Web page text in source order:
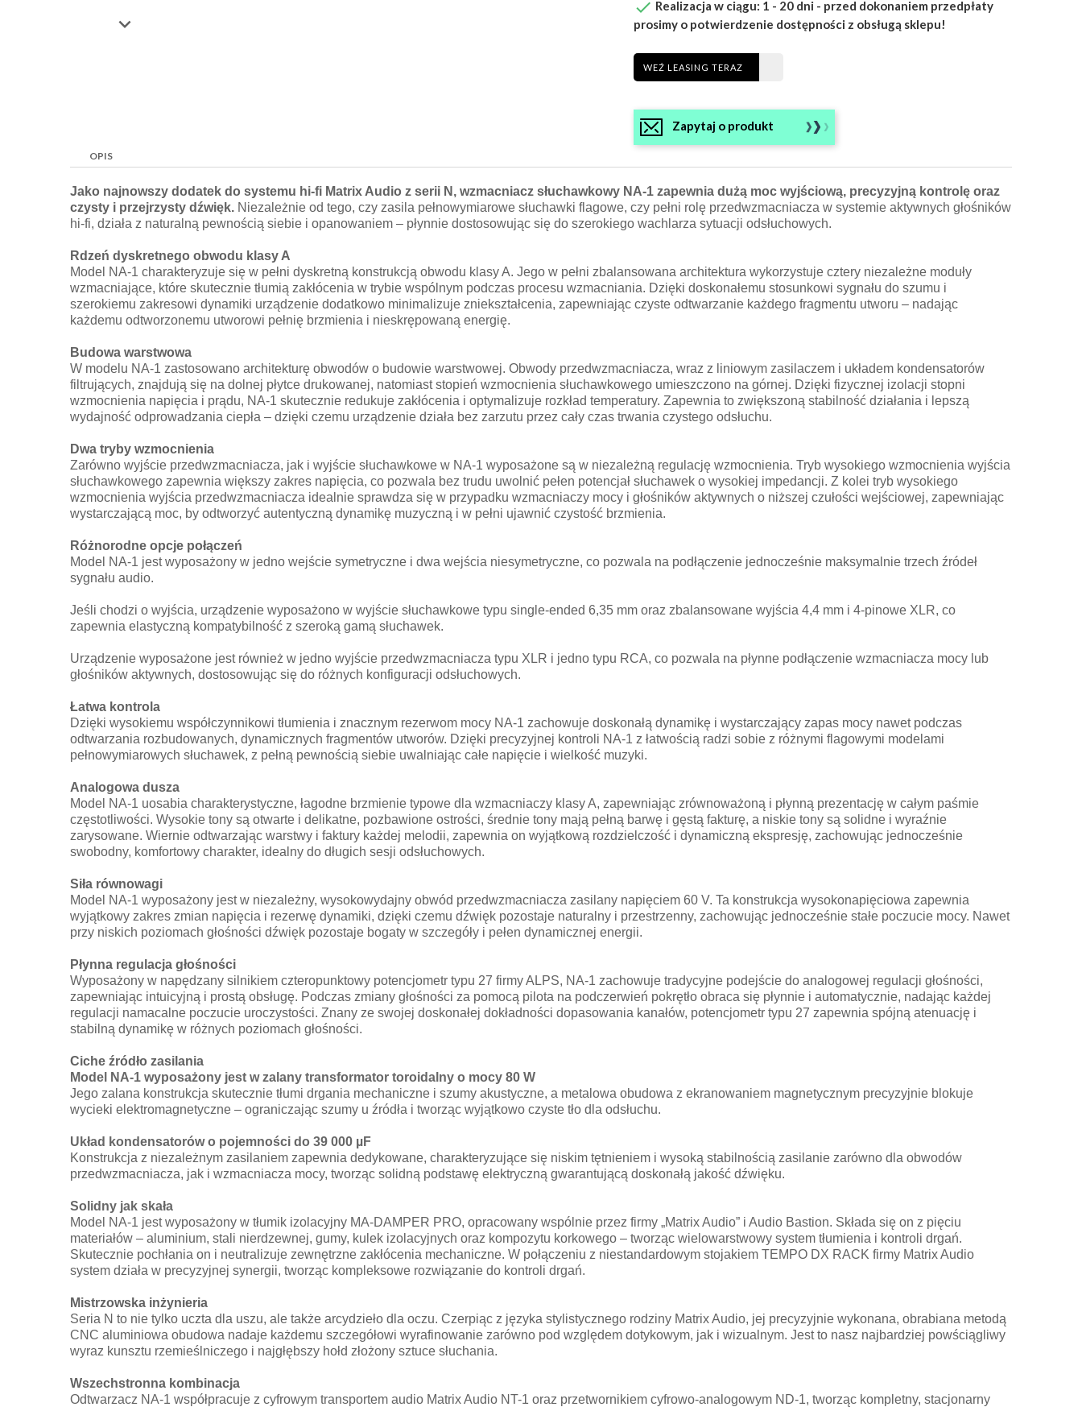

 Realizacja w ciągu: 1 - 20 dni - przed dokonaniem przedpłaty
prosimy o potwierdzenie dostępności z obsługą sklepu!
WEŹ LEASING TERAZ
Zapytaj o produkt
OPIS
Jako najnowszy dodatek do systemu hi-fi Matrix Audio z serii N, wzmacniacz słuchawkowy NA-1 zapewnia dużą moc wyjściową, precyzyjną kontrolę oraz
czysty i przejrzysty dźwięk. Niezależnie od tego, czy zasila pełnowymiarowe słuchawki flagowe, czy pełni rolę przedwzmacniacza w systemie aktywnych głośników
hi-fi, działa z naturalną pewnością siebie i opanowaniem – płynnie dostosowując się do szerokiego wachlarza sytuacji odsłuchowych.
Rdzeń dyskretnego obwodu klasy A
Model NA-1 charakteryzuje się w pełni dyskretną konstrukcją obwodu klasy A. Jego w pełni zbalansowana architektura wykorzystuje cztery niezależne moduły
wzmacniające, które skutecznie tłumią zakłócenia w trybie wspólnym podczas procesu wzmacniania. Dzięki doskonałemu stosunkowi sygnału do szumu i
szerokiemu zakresowi dynamiki urządzenie dodatkowo minimalizuje zniekształcenia, zapewniając czyste odtwarzanie każdego fragmentu utworu – nadając
każdemu odtworzonemu utworowi pełnię brzmienia i nieskrępowaną energię.
Budowa warstwowa
W modelu NA-1 zastosowano architekturę obwodów o budowie warstwowej. Obwody przedwzmacniacza, wraz z liniowym zasilaczem i układem kondensatorów
filtrujących, znajdują się na dolnej płytce drukowanej, natomiast stopień wzmocnienia słuchawkowego umieszczono na górnej. Dzięki fizycznej izolacji stopni
wzmocnienia napięcia i prądu, NA-1 skutecznie redukuje zakłócenia i optymalizuje rozkład temperatury. Zapewnia to zwiększoną stabilność działania i lepszą
wydajność odprowadzania ciepła – dzięki czemu urządzenie działa bez zarzutu przez cały czas trwania czystego odsłuchu.
Dwa tryby wzmocnienia
Zarówno wyjście przedwzmacniacza, jak i wyjście słuchawkowe w NA-1 wyposażone są w niezależną regulację wzmocnienia. Tryb wysokiego wzmocnienia wyjścia
słuchawkowego zapewnia większy zakres napięcia, co pozwala bez trudu uwolnić pełen potencjał słuchawek o wysokiej impedancji. Z kolei tryb wysokiego
wzmocnienia wyjścia przedwzmacniacza idealnie sprawdza się w przypadku wzmacniaczy mocy i głośników aktywnych o niższej czułości wejściowej, zapewniając
wystarczającą moc, by odtworzyć autentyczną dynamikę muzyczną i w pełni ujawnić czystość brzmienia.
Różnorodne opcje połączeń
Model NA-1 jest wyposażony w jedno wejście symetryczne i dwa wejścia niesymetryczne, co pozwala na podłączenie jednocześnie maksymalnie trzech źródeł
sygnału audio.
Jeśli chodzi o wyjścia, urządzenie wyposażono w wyjście słuchawkowe typu single-ended 6,35 mm oraz zbalansowane wyjścia 4,4 mm i 4-pinowe XLR, co
zapewnia elastyczną kompatybilność z szeroką gamą słuchawek.
Urządzenie wyposażone jest również w jedno wyjście przedwzmacniacza typu XLR i jedno typu RCA, co pozwala na płynne podłączenie wzmacniacza mocy lub
głośników aktywnych, dostosowując się do różnych konfiguracji odsłuchowych.
Łatwa kontrola
Dzięki wysokiemu współczynnikowi tłumienia i znacznym rezerwom mocy NA-1 zachowuje doskonałą dynamikę i wystarczający zapas mocy nawet podczas
odtwarzania rozbudowanych, dynamicznych fragmentów utworów. Dzięki precyzyjnej kontroli NA-1 z łatwością radzi sobie z różnymi flagowymi modelami
pełnowymiarowych słuchawek, z pełną pewnością siebie uwalniając całe napięcie i wielkość muzyki.
Analogowa dusza
Model NA-1 uosabia charakterystyczne, łagodne brzmienie typowe dla wzmacniaczy klasy A, zapewniając zrównoważoną i płynną prezentację w całym paśmie
częstotliwości. Wysokie tony są otwarte i delikatne, pozbawione ostrości, średnie tony mają pełną barwę i gęstą fakturę, a niskie tony są solidne i wyraźnie
zarysowane. Wiernie odtwarzając warstwy i faktury każdej melodii, zapewnia on wyjątkową rozdzielczość i dynamiczną ekspresję, zachowując jednocześnie
swobodny, komfortowy charakter, idealny do długich sesji odsłuchowych.
Siła równowagi
Model NA-1 wyposażony jest w niezależny, wysokowydajny obwód przedwzmacniacza zasilany napięciem 60 V. Ta konstrukcja wysokonapięciowa zapewnia
wyjątkowy zakres zmian napięcia i rezerwę dynamiki, dzięki czemu dźwięk pozostaje naturalny i przestrzenny, zachowując jednocześnie stałe poczucie mocy. Nawet
przy niskich poziomach głośności dźwięk pozostaje bogaty w szczegóły i pełen dynamicznej energii.
Płynna regulacja głośności
Wyposażony w napędzany silnikiem czteropunktowy potencjometr typu 27 firmy ALPS, NA-1 zachowuje tradycyjne podejście do analogowej regulacji głośności,
zapewniając intuicyjną i prostą obsługę. Podczas zmiany głośności za pomocą pilota na podczerwień pokrętło obraca się płynnie i automatycznie, nadając każdej
regulacji namacalne poczucie uroczystości. Znany ze swojej doskonałej dokładności dopasowania kanałów, potencjometr typu 27 zapewnia spójną atenuację i
stabilną dynamikę w różnych poziomach głośności.
Ciche źródło zasilania
Model NA-1 wyposażony jest w zalany transformator toroidalny o mocy 80 W
Jego zalana konstrukcja skutecznie tłumi drgania mechaniczne i szumy akustyczne, a metalowa obudowa z ekranowaniem magnetycznym precyzyjnie blokuje
wycieki elektromagnetyczne – ograniczając szumy u źródła i tworząc wyjątkowo czyste tło dla odsłuchu.
Układ kondensatorów o pojemności do 39 000 µF
Konstrukcja z niezależnym zasilaniem zapewnia dedykowane, charakteryzujące się niskim tętnieniem i wysoką stabilnością zasilanie zarówno dla obwodów
przedwzmacniacza, jak i wzmacniacza mocy, tworząc solidną podstawę elektryczną gwarantującą doskonałą jakość dźwięku.
Solidny jak skała
Model NA-1 jest wyposażony w tłumik izolacyjny MA-DAMPER PRO, opracowany wspólnie przez firmy „Matrix Audio” i Audio Bastion. Składa się on z pięciu
materiałów – aluminium, stali nierdzewnej, gumy, kulek izolacyjnych oraz kompozytu korkowego – tworząc wielowarstwowy system tłumienia i kontroli drgań.
Skutecznie pochłania on i neutralizuje zewnętrzne zakłócenia mechaniczne. W połączeniu z niestandardowym stojakiem TEMPO DX RACK firmy Matrix Audio
system działa w precyzyjnej synergii, tworząc kompleksowe rozwiązanie do kontroli drgań.
Mistrzowska inżynieria
Seria N to nie tylko uczta dla uszu, ale także arcydzieło dla oczu. Czerpiąc z języka stylistycznego rodziny Matrix Audio, jej precyzyjnie wykonana, obrabiana metodą
CNC aluminiowa obudowa nadaje każdemu szczegółowi wyrafinowanie zarówno pod względem dotykowym, jak i wizualnym. Jest to nasz najbardziej powściągliwy
wyraz kunsztu rzemieślniczego i najgłębszy hołd złożony sztuce słuchania.
Wszechstronna kombinacja
Odtwarzacz NA-1 współpracuje z cyfrowym transportem audio Matrix Audio NT-1 oraz przetwornikiem cyfrowo-analogowym ND-1, tworząc kompletny, stacjonarny